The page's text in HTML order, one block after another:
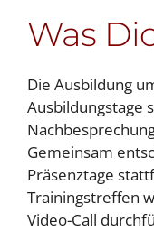
Was
Die Ausbildung
Ausbildungstage
Gemeinsam
Präsenztage
Trainingstreffen
Video-Call